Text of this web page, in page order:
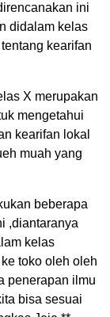
ini
didalam kelas
kearifan
X merupakan
mengetahui
kearifan lokal
muah yang
beberapa
,diantaranya
kelas
toko oleh oleh
penerapan ilmu
bisa sesuai